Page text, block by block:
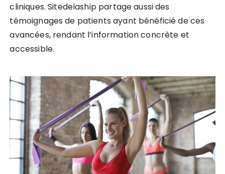
cliniques. Sitedelaship partage aussi des
témoignages de patients ayant bénéficié de ces
avancées, rendant l’information concrète et
accessible.